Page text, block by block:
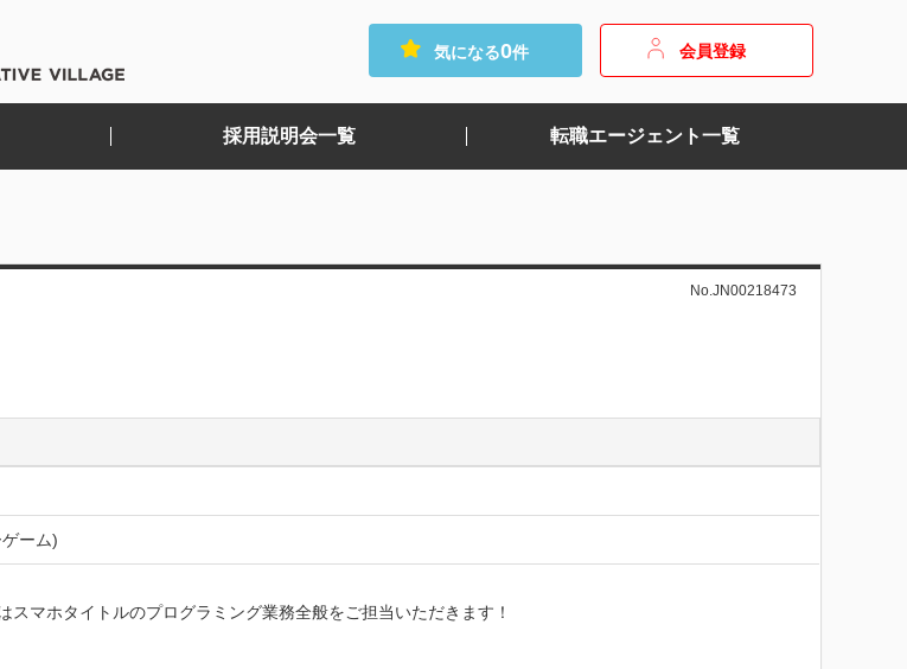
気になる0件 会員登録
採用説明会一覧 転職エージェント一覧
No.JN00218473
ーム)
スマホタイトルのプログラミング業務全般をご担当いただきます！